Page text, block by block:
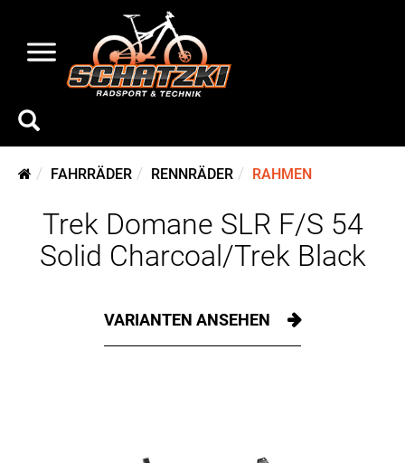
FAHRRÄDER RENNRÄDER RAHMEN
Trek Domane SLR F/S 54
Solid Charcoal/Trek Black
VARIANTEN ANSEHEN